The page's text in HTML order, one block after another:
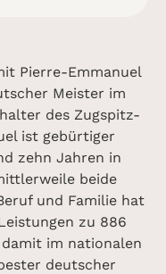
Pierre-Emmanuel
Meister im
des Zugspitz-
ist gebürtiger
zehn Jahren in
beide
und Familie hat
zu 886
im nationalen
deutscher